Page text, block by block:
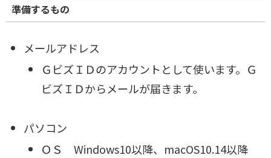
準備するもの
メールアドレス
ＧビズＩＤのアカウントとして使います。Ｇ
ビズＩＤからメールが届きます。
パソコン
ＯＳ Windows10以降、macOS10.14以降